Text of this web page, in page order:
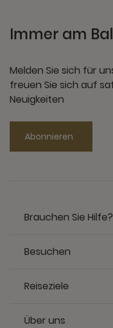
Immer am
Melden Sie sich für
freuen Sie sich auf
Neuigkeiten
Abonnieren
Brauchen Sie Hilfe?
Besuchen
Reiseziele
Über uns